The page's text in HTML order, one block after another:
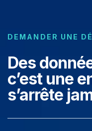
DEMANDER UNE
Des
c’est une
s’arrête